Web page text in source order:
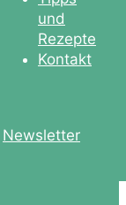
und
Rezepte
Kontakt
Newsletter